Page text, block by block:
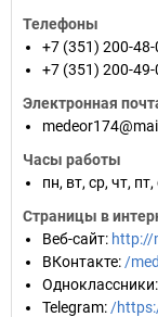
Телефоны
+7 (351) 200-48-
+7 (351) 200-49-
Электронная
Часы работы
пн, вт, ср, чт,
Страницы в
Веб-сайт: http://
ВКонтакте: /
Одноклассники:
Telegram: /